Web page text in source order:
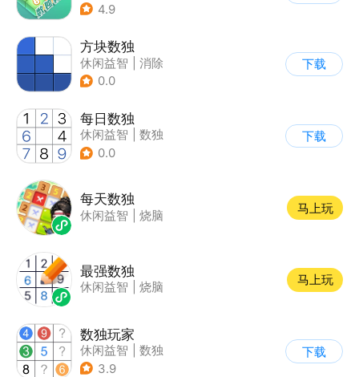
4.9
方块数独
休闲益智
消除
0.0
下载
每日数独
休闲益智
数独
0.0
下载
每天数独
休闲益智 烧脑
马上玩
最强数独
休闲益智 烧脑
马上玩
数独玩家
休闲益智
数独
3.9
下载